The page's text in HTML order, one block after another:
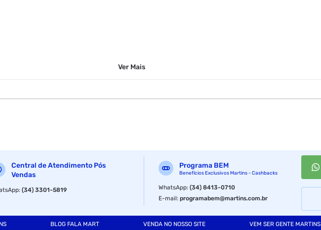
Ver Mais
Central de Atendimento Pós
Vendas
:(34) 3301-5819
Programa BEM
Benefícios Exclusivos Martins - Cashbacks
WhatsApp:(34) 8413-0710
E-mail:programabem@martins.com.br
BLOG FALA MART VENDA NO NOSSO SITE VEM SER GENTE MARTINS